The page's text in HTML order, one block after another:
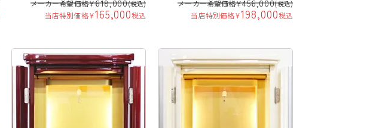
メーカー希望価格¥618,000(税込)
当店特別価格¥165,000税込
メーカー希望価格¥456,000(税込)
当店特別価格¥198,000税込